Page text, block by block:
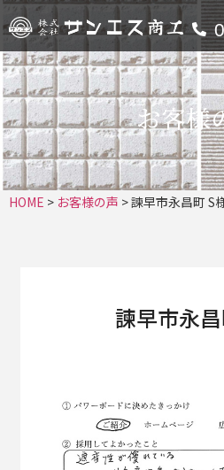
お客様
HOME > お客様の声 >諫早市永昌町 S
諫早市永